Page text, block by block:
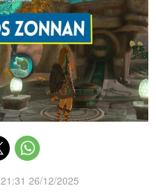
21:31 26/12/2025